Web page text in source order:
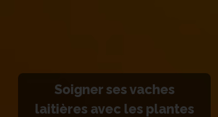
Soigner ses vaches
laitières avec les plantes